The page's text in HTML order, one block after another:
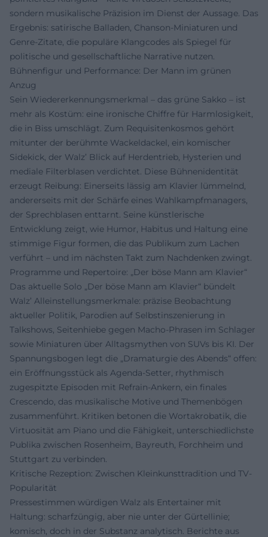
sondern musikalische Präzision im Dienst der Aussage. Das
Ergebnis: satirische Balladen, Chanson-Miniaturen und
Genre-Zitate, die populäre Klangcodes als Spiegel für
politische und gesellschaftliche Narrative nutzen.
Bühnenfigur und Performance: Der Mann im grünen
Anzug
Sein Wiedererkennungsmerkmal – das grüne Sakko – ist
mehr als Kostüm: eine ironische Chiffre für Harmlosigkeit,
die in Biss umschlägt. Zum Requisitenkosmos gehört
mitunter der berühmte Wackeldackel, ein komischer
Sidekick, der Walz’ Blick auf Herdentrieb, Hysterien und
mediale Filterblasen verdichtet. Diese Bühnenidentität
erzeugt Reibung: Einerseits lässig am Klavier lümmelnd,
andererseits mit der Schärfe eines Wahlkampfmanagers,
der Sprechblasen enttarnt. Seine künstlerische
Entwicklung zeigt, wie Humor, Habitus und Haltung eine
stimmige Figur formen, die das Publikum zum Lachen
verführt – und im nächsten Takt zum Nachdenken zwingt.
Programme und Repertoire: „Der böse Mann am Klavier“
Das aktuelle Solo „Der böse Mann am Klavier“ bündelt
Walz’ Alleinstellungsmerkmale: präzise Beobachtung
aktueller Politik, Parodien auf Selbstinszenierung in
Talkshows, Seitenhiebe gegen Macho-Phrasen im Schlager
sowie Miniaturen über Alltagsmythen von SUVs bis KI. Der
Spannungsbogen legt die „Dramaturgie des Abends“ offen:
ein Eröffnungsstück als Agenda-Setter, rhythmisch
zugespitzte Episoden mit Refrain-Ankern, ein finales
Crescendo, das musikalische Motive und Themenbögen
zusammenführt. Kritiken betonen die Wortakrobatik, die
Virtuosität am Piano und die Fähigkeit, unterschiedlichste
Publika zwischen Rosenheim, Bayreuth, Forchheim und
Stuttgart zu verbinden.
Kritische Rezeption: Zwischen Kleinkunsttradition und TV-
Popularität
Pressestimmen würdigen Walz als Entertainer mit
Haltung: scharfzüngig, aber nie unter der Gürtellinie;
komisch, doch in der Substanz analytisch. Berichte aus